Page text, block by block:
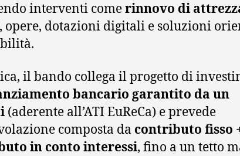
interventi comerinnovo di
, opere, dotazioni digitali e soluzioni
il bando collega il progetto di
bancario garantito da un
(aderente all’ATI EuReCa) e prevede
composta da contributo fisso
in conto interessi, fino a un tetto